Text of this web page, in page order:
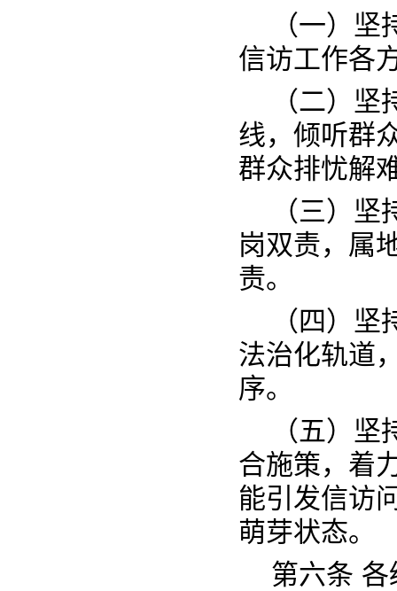
（一）
信访工作各
（二）
线，倾听群
群众排忧解
（三）
岗双责，属
责。
（四）
法治化轨道
序。
（五）
合施策，着
能引发信访
萌芽状态。
第六条